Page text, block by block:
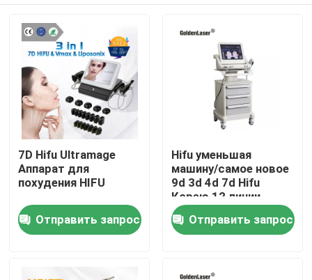
Дом
7D Hifu Ultramage
Аппарат для
похудения HIFU
Отправить запрос
Hifu уменьшая
машину/самое новое
9d 3d 4d 7d Hifu
Корею 12 линии
подвергает сторону
и тело механической
обработке
Отправить запрос